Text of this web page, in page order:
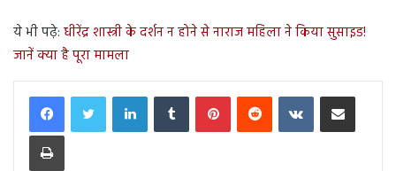
ये भी पढ़े: धीरेंद्र शास्त्री के दर्शन न होने से नाराज महिला ने किया सुसाइड!
जानें क्या है पूरा मामला
LinkedInTumblr PinterestReddit VKontakteShare via Email
Print